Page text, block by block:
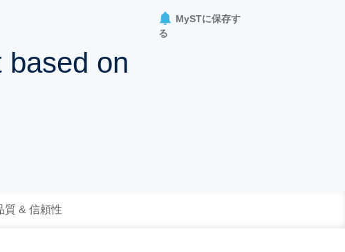
based on
MySTに保存す
る
質 & 信頼性